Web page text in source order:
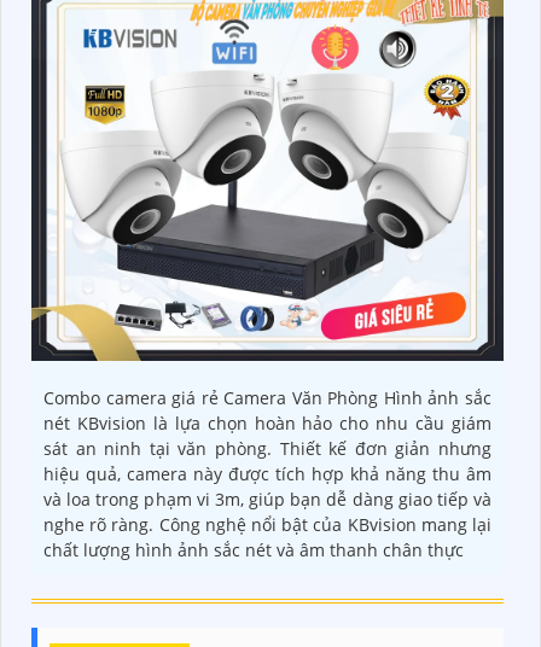
Combo camera giá rẻ Camera Văn Phòng Hình ảnh sắc
nét KBvision là lựa chọn hoàn hảo cho nhu cầu giám
sát an ninh tại văn phòng. Thiết kế đơn giản nhưng
hiệu quả, camera này được tích hợp khả năng thu âm
và loa trong phạm vi 3m, giúp bạn dễ dàng giao tiếp và
nghe rõ ràng. Công nghệ nổi bật của KBvision mang lại
chất lượng hình ảnh sắc nét và âm thanh chân thực